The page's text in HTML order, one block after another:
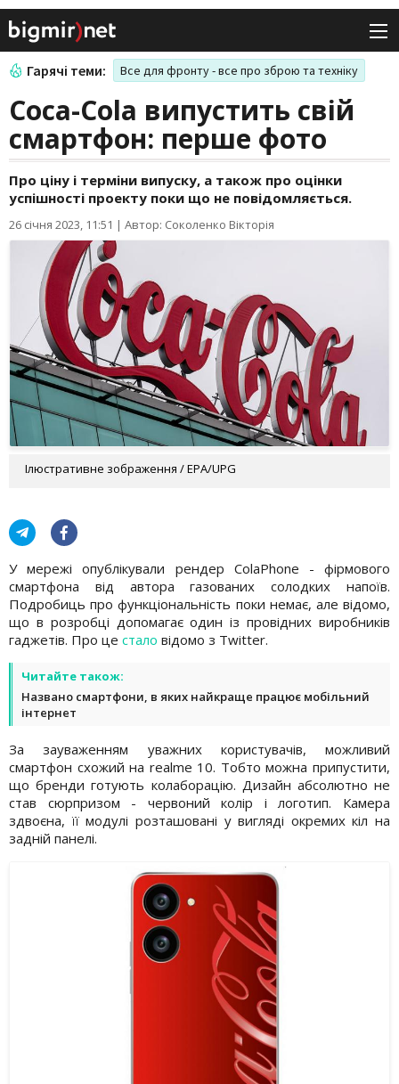
Гарячі теми: Все для фронту - все про зброю та техніку
Coca-Cola випустить свій
смартфон: перше фото
Про ціну і терміни випуску, а також про оцінки
успішності проекту поки що не повідомляється.
26 січня 2023, 11:51 | Автор: Соколенко Вікторія
Ілюстративне зображення / EPA/UPG
У мережі опублікували рендер ColaPhone - фірмового
смартфона від автора газованих солодких напоїв.
Подробиць про функціональність поки немає, але відомо,
що в розробці допомагає один із провідних виробників
гаджетів. Про це стало відомо з Twitter.
Читайте також:
Названо смартфони, в яких найкраще працює мобільний
інтернет
За зауваженням уважних користувачів, можливий
смартфон схожий на realme 10. Тобто можна припустити,
що бренди готують колаборацію. Дизайн абсолютно не
став сюрпризом - червоний колір і логотип. Камера
здвоєна, її модулі розташовані у вигляді окремих кіл на
задній панелі.